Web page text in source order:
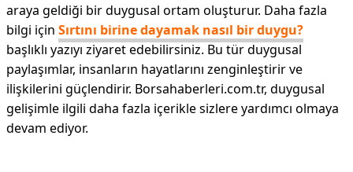
araya geldiği bir duygusal ortam oluşturur. Daha fazla
bilgi için Sırtını birine dayamak nasıl bir duygu?
başlıklı yazıyı ziyaret edebilirsiniz. Bu tür duygusal
paylaşımlar, insanların hayatlarını zenginleştirir ve
ilişkilerini güçlendirir. Borsahaberleri.com.tr, duygusal
gelişimle ilgili daha fazla içerikle sizlere yardımcı olmaya
devam ediyor.